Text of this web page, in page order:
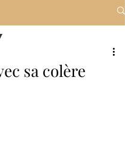
sa colère